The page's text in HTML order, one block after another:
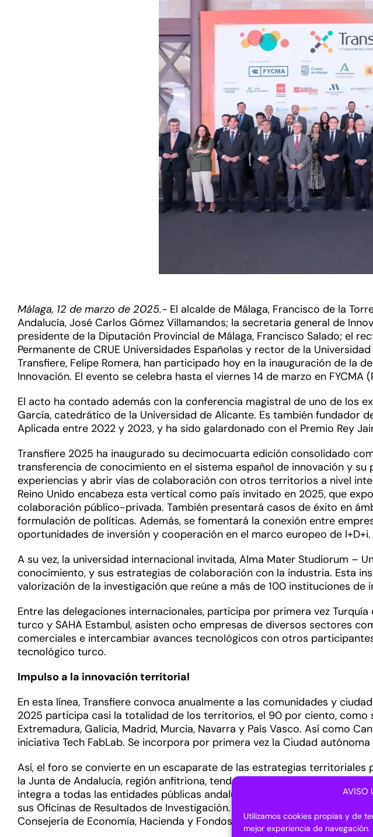
AVISO
Utilizamos cookies propias y de
mejor experiencia de
Málaga, 12 de marzo de 2025.- El alcalde de Málaga, Francisco de la
Andalucía, José Carlos Gómez Villamandos; la secretaria general de
presidente de la Diputación Provincial de Málaga, Francisco Salado; el
Permanente de CRUE Universidades Españolas y rector de la
Transfiere, Felipe Romera, han participado hoy en la inauguración de la
Innovación. El evento se celebra hasta el viernes 14 de marzo en FYCMA
El acto ha contado además con la conferencia magistral de uno de los
García, catedrático de la Universidad de Alicante. Es también fundador
Aplicada entre 2022 y 2023, y ha sido galardonado con el Premio Rey
Transfiere 2025 ha inaugurado su decimocuarta edición consolidado
transferencia de conocimiento en el sistema español de innovación y
experiencias y abrir vías de colaboración con otros territorios a nivel
Reino Unido encabeza esta vertical como país invitado en 2025, que
colaboración público-privada. También presentará casos de éxito en
formulación de políticas. Además, se fomentará la conexión entre
oportunidades de inversión y cooperación en el marco europeo de I+D+i.
A su vez, la universidad internacional invitada, Alma Mater Studiorum –
conocimiento, y sus estrategias de colaboración con la industria. Esta
valorización de la investigación que reúne a más de 100 instituciones
Entre las delegaciones internacionales, participa por primera vez
turco y SAHA Estambul, asisten ocho empresas de diversos sectores
comerciales e intercambiar avances tecnológicos con otros
tecnológico turco.
Impulso a la innovación territorial
En esta línea, Transfiere convoca anualmente a las comunidades y
2025 participa casi la totalidad de los territorios, el 90 por ciento, como
Extremadura, Galicia, Madrid, Murcia, Navarra y País Vasco. Así como
iniciativa Tech FabLab. Se incorpora por primera vez la Ciudad autónoma
Así, el foro se convierte en un escaparate de las estrategias
la Junta de Andalucía, región anfitriona, tendrá una presencia
integra a todas las entidades públicas andaluzas bajo la marca Junta
sus Oficinas de Resultados de Investigación. La presencia del Ejecutivo
Consejería de Economía, Hacienda y Fondos Europeos, que presentará